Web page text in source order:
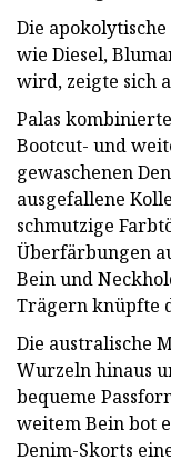
Die
wie Diesel,
wird, zeigte sich
Palas
Bootcut- und
gewaschenen
ausgefallene
schmutzige
Überfärbungen
Bein und
Trägern knüpfte
Die australische
Wurzeln hinaus
bequeme
weitem Bein bot
Denim-Skorts